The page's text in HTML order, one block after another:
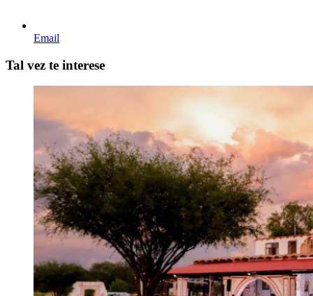
Email
Tal vez te interese